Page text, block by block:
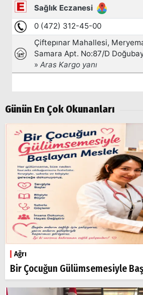
Günün En Çok Okunanları
Ağrı
Bir Çocuğun Gülümsemesiyle
Popüler
Aramalar:
Doğubayazıt